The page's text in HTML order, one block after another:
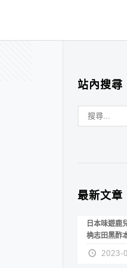
站內搜尋
最新文章
日本味遊鹿
桷志田黑酢
2023-